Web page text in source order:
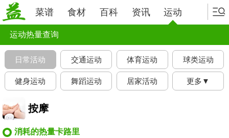
菜谱 食材 百科 资讯 运动
运动热量查询
日常活动 交通运动 体育运动 球类运动
健身运动 舞蹈运动 居家活动 更多▼
按摩
消耗的热量卡路里